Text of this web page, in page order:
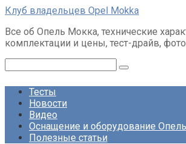
Перейти
контенту
Клуб владельцев Opel Mokka
Все об Опель Мокка, технические
комплектации и цены, тест-драйв, фото
Тесты
Новости
Видео
Оснащение и оборудование
Полезные статьи